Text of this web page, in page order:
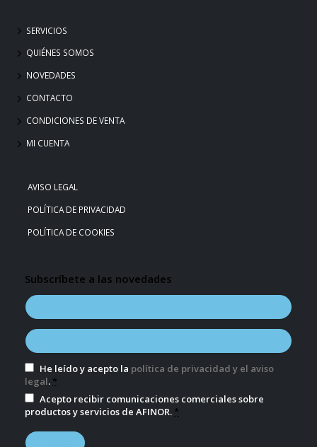
SERVICIOS
QUIÉNES SOMOS
NOVEDADES
CONTACTO
CONDICIONES DE VENTA
MI CUENTA
AVISO LEGAL
POLÍTICA DE PRIVACIDAD
POLÍTICA DE COOKIES
Subscríbete a las novedades
He leído y acepto la política de privacidad y el aviso
legal. *
Acepto recibir comunicaciones comerciales sobre
productos y servicios de AFINOR. *